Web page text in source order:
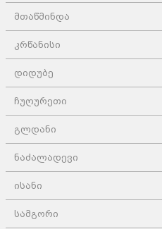
მთაწმინდა
კრწანისი
დიდუბე
ჩუღურეთი
გლდანი
ნაძალადევი
ისანი
სამგორი